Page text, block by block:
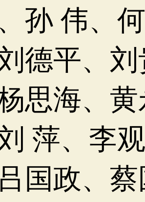
孙 伟、
德平、
思海、
萍、李
国政、